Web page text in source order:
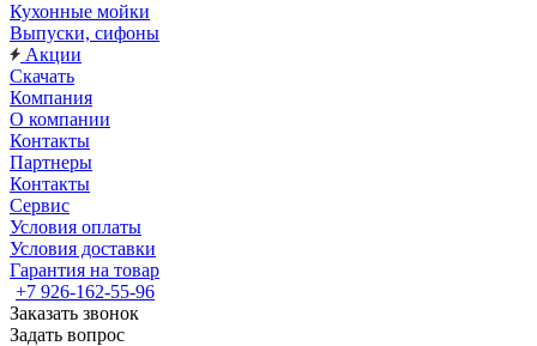
Кухонные мойки
Выпуски, сифоны
Акции
Скачать
Компания
О компании
Контакты
Партнеры
Контакты
Сервис
Условия оплаты
Условия доставки
Гарантия на товар
+7 926-162-55-96
Заказать звонок
Задать вопрос